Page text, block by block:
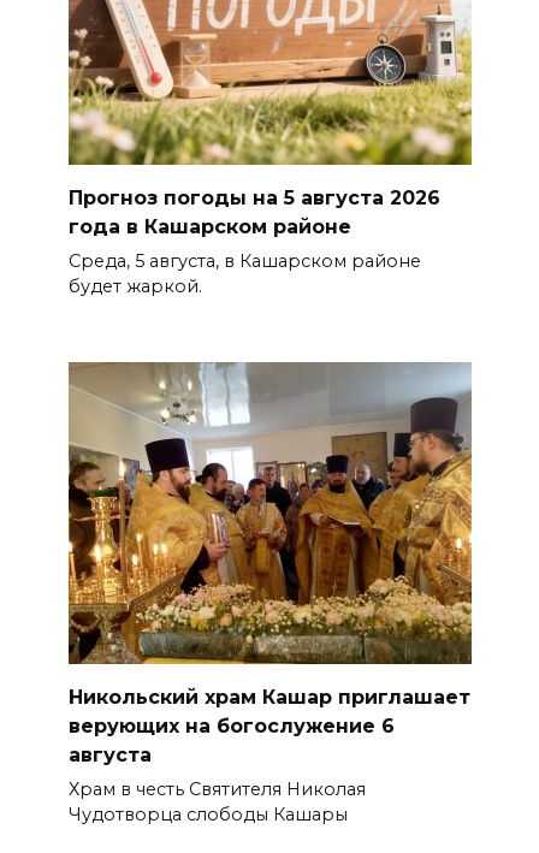
Прогноз погоды на 5 августа 2026
года в Кашарском районе
Среда, 5 августа, в Кашарском районе
будет жаркой.
Никольский храм Кашар приглашает
верующих на богослужение 6
августа
Храм в честь Святителя Николая
Чудотворца слободы Кашары